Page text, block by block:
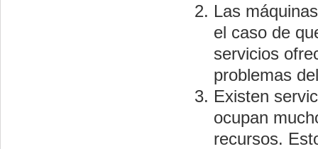
Las
el caso de
servicios
problemas
Existen
ocupan
recursos.